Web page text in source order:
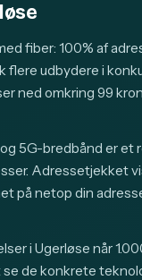
fiber: 100% af
udbydere i
ned omkring 99
5G-bredbånd er et
Adressetjekket
på netop din
i Ugerløse når
de konkrete